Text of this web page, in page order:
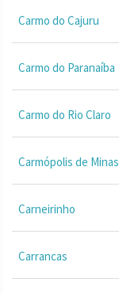
Carmo do Cajuru
Carmo do Paranaíba
Carmo do Rio Claro
Carmópolis de Minas
Carneirinho
Carrancas